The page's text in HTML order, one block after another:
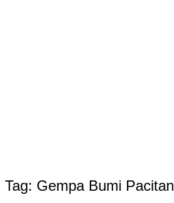
Tag: Gempa Bumi Pacitan